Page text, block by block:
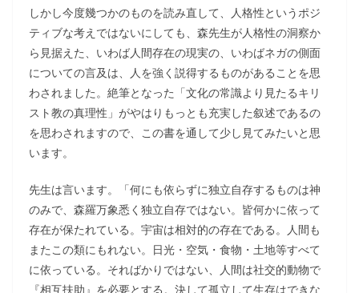
しかし今度幾つかのものを読み直して、人格性というポジ
ティブな考えではないにしても、森先生が人格性の洞察か
ら見据えた、いわば人間存在の現実の、いわばネガの側面
についての言及は、人を強く説得するものがあることを思
わされました。絶筆となった「文化の常識より見たるキリ
スト教の真理性」がやはりもっとも充実した叙述であるの
を思わされますので、この書を通して少し見てみたいと思
います。
先生は言います。「何にも依らずに独立自存するものは神
のみで、森羅万象悉く独立自存ではない。皆何かに依って
存在が保たれている。宇宙は相対的の存在である。人間も
またこの類にもれない。日光・空気・食物・土地等すべて
に依っている。そればかりではない、人間は社交的動物で
『相互扶助』を必要とする。決して孤立して生存はできな